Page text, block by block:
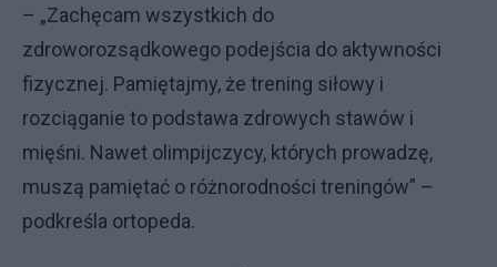
– „Zachęcam wszystkich do
zdroworozsądkowego podejścia do aktywności
fizycznej. Pamiętajmy, że trening siłowy i
rozciąganie to podstawa zdrowych stawów i
mięśni. Nawet olimpijczycy, których prowadzę,
muszą pamiętać o różnorodności treningów” –
podkreśla ortopeda.